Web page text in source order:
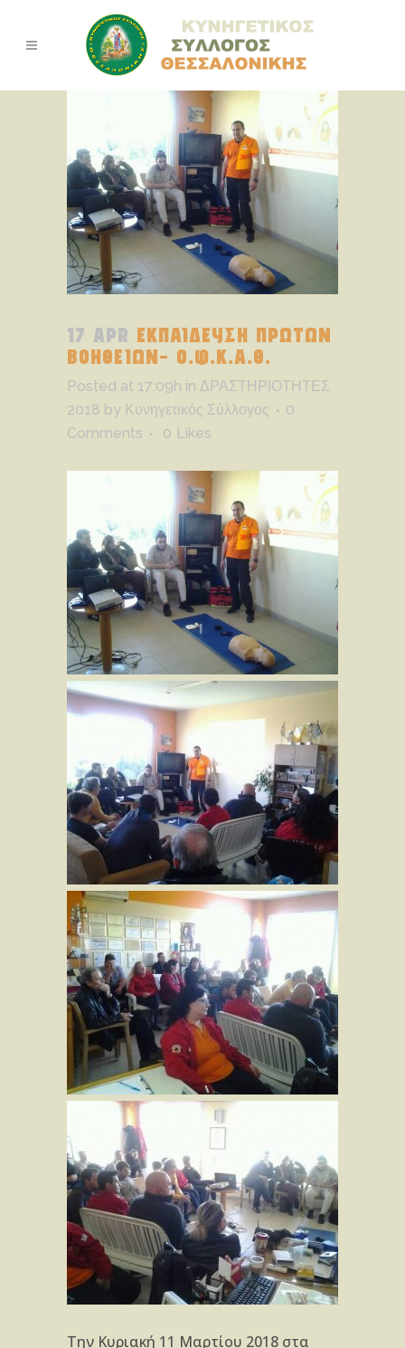
17 APR ΕΚΠΑΙΔΕΥΣΗ ΠΡΩΤΩΝ
ΒΟΗΘΕΙΩΝ- Ο.Φ.Κ.Α.Θ.
Posted at 17:09h in ΔΡΑΣΤΗΡΙΟΤΗΤΕΣ
2018 by Κυνηγετικός Σύλλογος
0
Comments
0 Likes
Την Κυριακή 11 Μαρτίου 2018 στα